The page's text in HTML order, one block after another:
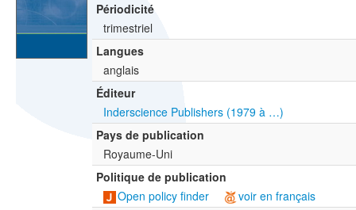
Périodicité
trimestriel
Langues
anglais
Éditeur
Inderscience Publishers (1979 à …)
Pays de publication
Royaume-Uni
Politique de publication
Open policy finder
voir en français